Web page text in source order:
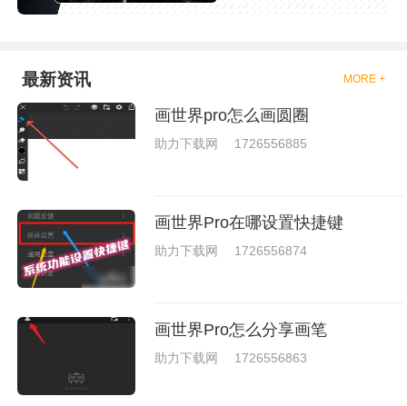
够去进行体验的，我们也是能够
就是收集了一些有意思的拳击游
最新资讯 MORE +
画世界pro怎么画圆圈
助力下载网 1726556885
画世界Pro在哪设置快捷键
助力下载网 1726556874
画世界Pro怎么分享画笔
助力下载网 1726556863